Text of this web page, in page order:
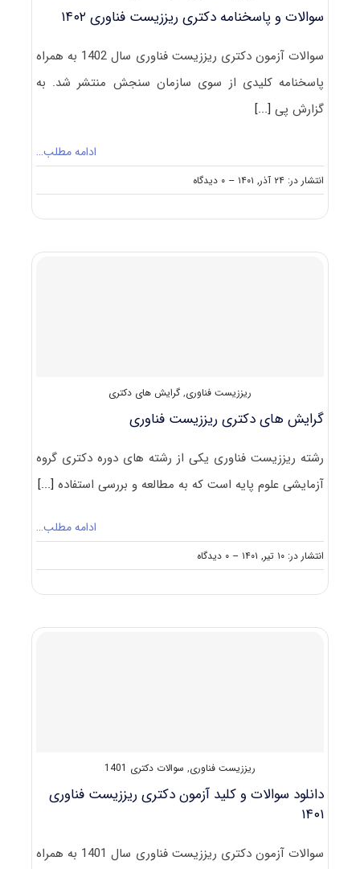
سوالات و پاسخنامه دکتری ریززیست فناوری ۱۴۰۲
سوالات آزمون دکتری ریززیست فناوری سال 1402 به همراه
پاسخنامه کلیدی از سوی سازمان سنجش منتشر شد. به
گزارش پی[...]
ادامه مطلب…
انتشار در: ۲۴ آذر, ۱۴۰۱ -- ۰ دیدگاه
on
سوالات
ریززیست
ریززیست فناوری, گرایش های دکتری
گرایش های دکتری ریززیست ﻓﻨﺎوری
رشته ریززیست ﻓﻨﺎوری یکی از رشته های دوره دکتری گروه
آزمایشی علوم پایه است که به مطالعه و بررسی استفاده[...]
ادامه مطلب…
انتشار در: ۱۰ تیر, ۱۴۰۱ -- ۰ دیدگاه
on
گرایش
ﻓﻨﺎوری
ریززیست فناوری, سوالات دکتری 1401
دانلود سوالات و کلید آزمون دکتری ریززیست فناوری
۱۴۰۱
سوالات آزمون دکتری ریززیست فناوری سال 1401 به همراه